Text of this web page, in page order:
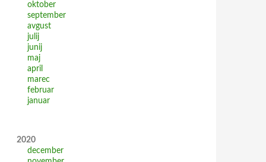
oktober
september
avgust
julij
junij
maj
april
marec
februar
januar
2020
december